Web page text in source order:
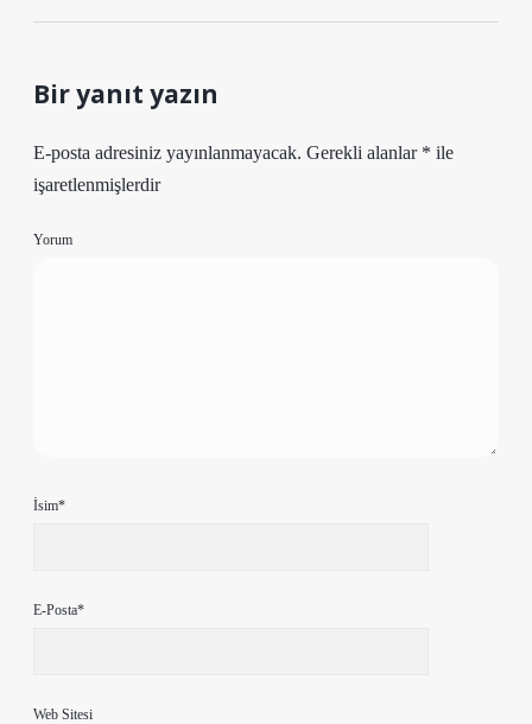
Bir yanıt yazın
E-posta adresiniz yayınlanmayacak. Gerekli alanlar * ile
işaretlenmişlerdir
Yorum
İsim*
E-Posta*
Web Sitesi